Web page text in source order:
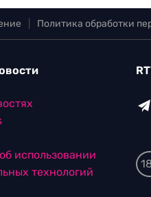
Политика обработки
использовании
технологий